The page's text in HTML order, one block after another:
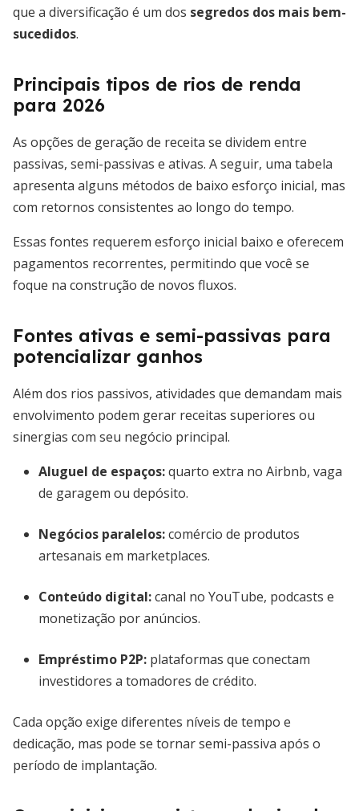
que a diversificação é um dos segredos dos mais bem-
sucedidos.
Principais tipos de rios de renda
para 2026
As opções de geração de receita se dividem entre
passivas, semi-passivas e ativas. A seguir, uma tabela
apresenta alguns métodos de baixo esforço inicial, mas
com retornos consistentes ao longo do tempo.
Essas fontes requerem esforço inicial baixo e oferecem
pagamentos recorrentes, permitindo que você se
foque na construção de novos fluxos.
Fontes ativas e semi-passivas para
potencializar ganhos
Além dos rios passivos, atividades que demandam mais
envolvimento podem gerar receitas superiores ou
sinergias com seu negócio principal.
Aluguel de espaços:quarto extra no Airbnb, vaga
de garagem ou depósito.
Negócios paralelos:comércio de produtos
artesanais em marketplaces.
Conteúdo digital:canal no YouTube, podcasts e
monetização por anúncios.
Empréstimo P2P: plataformas que conectam
investidores a tomadores de crédito.
Cada opção exige diferentes níveis de tempo e
dedicação, mas pode se tornar semi-passiva após o
período de implantação.